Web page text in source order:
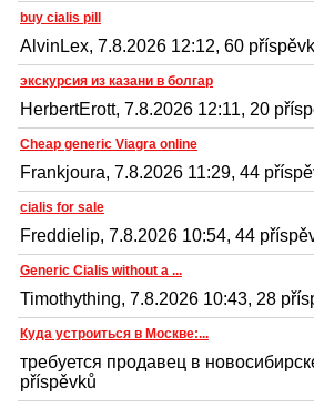
buy cialis pill
AlvinLex, 7.8.2026 12:12, 60
экскурсия из казани в болгар
HerbertErott, 7.8.2026 12:11, 20
Cheap generic Viagra online
Frankjoura, 7.8.2026 11:29, 44
cialis for sale
Freddielip, 7.8.2026 10:54, 44
Generic Cialis without a ...
Timothything, 7.8.2026 10:43, 28
Куда устроиться в Москве:...
требуется продавец в
příspěvků